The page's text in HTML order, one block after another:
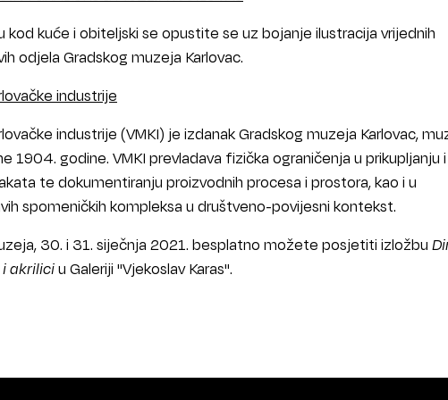
kod kuće i obiteljski se opustite se uz bojanje ilustracija vrijednih
odjela Gradskog muzeja Karlovac.
industrije
industrije (VMKI) je izdanak Gradskog muzeja Karlovac,
1904. godine. VMKI prevladava fizička ograničenja u prikupljanju i
te dokumentiranju proizvodnih procesa i prostora, kao i u
spomeničkih kompleksa u društveno-povijesni kontekst.
30. i 31. siječnja 2021. besplatno možete posjetiti izložbu
i akriliciu Galeriji "Vjekoslav Karas".